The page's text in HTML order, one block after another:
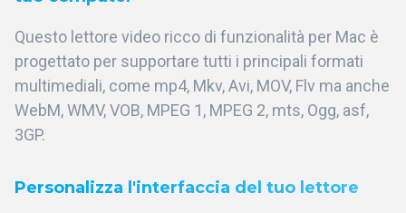
Questo lettore video ricco di funzionalità per Mac è
progettato per supportare tutti i principali formati
multimediali, come mp4, Mkv, Avi, MOV, Flv ma anche
WebM, WMV, VOB, MPEG 1, MPEG 2, mts, Ogg, asf,
3GP.
Personalizza l'interfaccia del tuo lettore